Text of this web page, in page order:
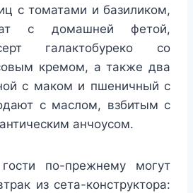
с томатами и базиликом,
с домашней фетой,
галактобуреко со
кремом, а также два
с маком и пшеничный с
с маслом, взбитым с
анчоусом.
по-прежнему могут
из сета-конструктора: